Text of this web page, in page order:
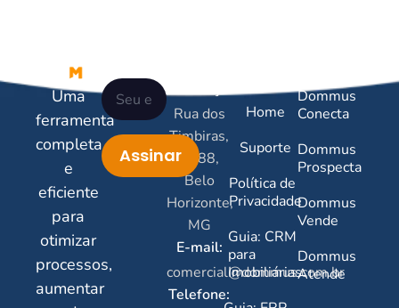
Uma
ferramenta
completa
e
eficiente
para
otimizar
processos,
aumentar
Endereço:
Rua dos
Timbiras,
2788,
Belo
Horizonte,
MG
E-mail:
comercial@dommus.com.br
Telefone:
Úteis
Home
Suporte
Política de
Privacidade
Guia: CRM
para
Imobiliárias
Dommus
Conecta
Dommus
Prospecta
Dommus
Vende
Dommus
Atende
Assinar